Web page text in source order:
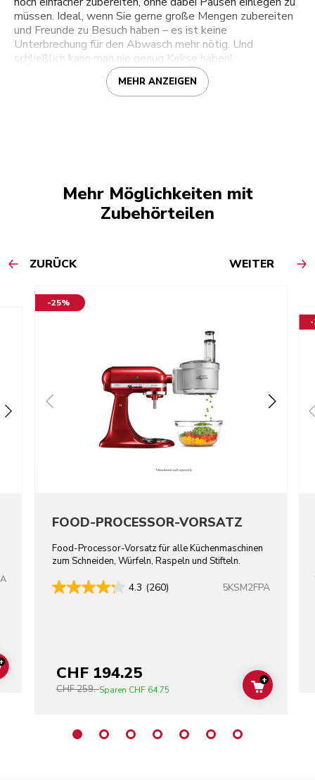
müssen. Ideal, wenn Sie gerne große Mengen zubereiten
und Freunde zu Besuch haben – es ist keine
Unterbrechung für den Abwasch mehr nötig. Und
schließlich kann man nie genug Kekse haben!
MEHR ANZEIGEN
Mehr Möglichkeiten mit
Zubehörteilen
ZURÜCK WEITER
ADD TO CART
-25%
FOOD-PROCESSOR-VORSATZ
Food-Processor-Vorsatz für alle Küchenmaschinen
zum Schneiden, Würfeln, Raspeln und Stifteln.
4.3 (260) 5KSM2FPA
CHF 194.25
CHF 259.-Sparen CHF 64.75 ADD TO
+
-